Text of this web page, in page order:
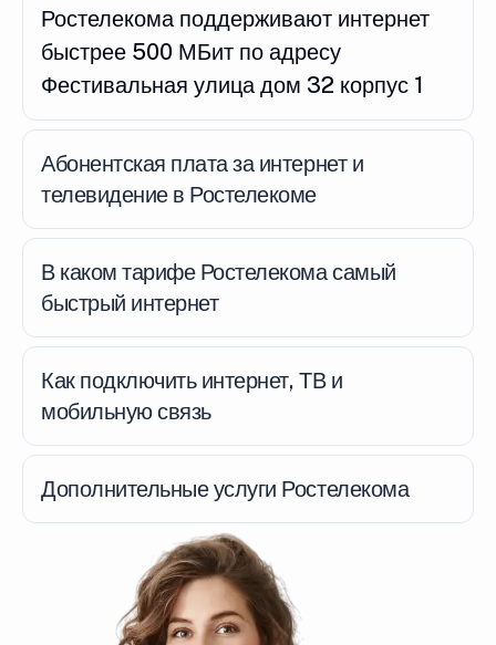
Ростелекома поддерживают интернет
быстрее 500 МБит по адресу
Фестивальная улица дом 32 корпус 1
Абонентская плата за интернет и
телевидение в Ростелекоме
В каком тарифе Ростелекома самый
быстрый интернет
Как подключить интернет, ТВ и
мобильную связь
Дополнительные услуги Ростелекома